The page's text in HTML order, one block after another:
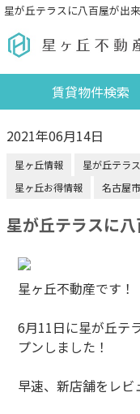
星が丘テラスに八百屋が出
賃貸物件検索
2021年06月14日
星ヶ丘情報 星が丘テラス
星ヶ丘お得情報
名古屋
星が丘テラスに
星ヶ丘不動産です！
6月11日に星が丘テ
プンしました！
早速、新店舗をレビ